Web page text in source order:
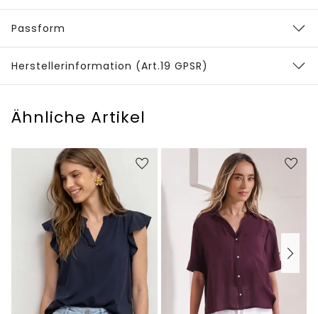
Passform
Herstellerinformation (Art.19 GPSR)
Ähnliche Artikel